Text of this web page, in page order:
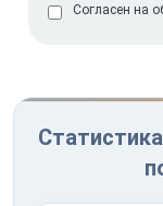
Согласен на